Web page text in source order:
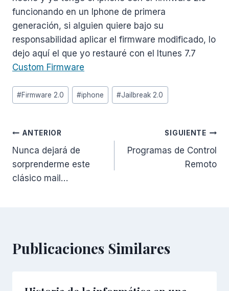
funcionando en un Iphone de primera
generación, si alguien quiere bajo su
responsabilidad aplicar el firmware modificado, lo
dejo aquí el que yo restauré con el Itunes 7.7
Custom Firmware
Etiquetas
de
entrada:
#Firmware 2.0 #iphone #Jailbreak 2.0
Navegación
de
entradas
ANTERIOR
Nunca dejará de
sorprenderme este
clásico mail…
SIGUIENTE
Programas de Control
Remoto
Publicaciones Similares